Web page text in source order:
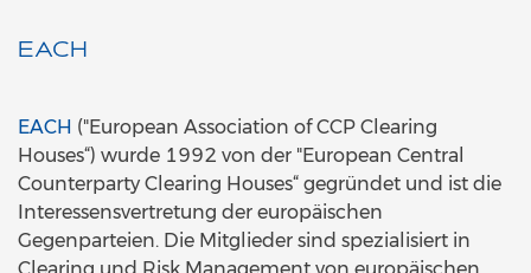
EACH
EACH ("European Association of CCP Clearing
Houses“) wurde 1992 von der "European Central
Counterparty Clearing Houses“ gegründet und ist die
Interessensvertretung der europäischen
Gegenparteien. Die Mitglieder sind spezialisiert in